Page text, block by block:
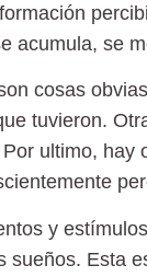
acumula, se
cosas
tuvieron.
ultimo, hay
y
sueños. Esta